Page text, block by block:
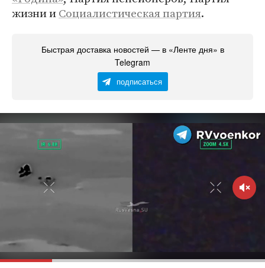
жизни иСоциалистическая партия.
Быстрая доставка новостей — в «Ленте дня» в
Telegram
подписаться